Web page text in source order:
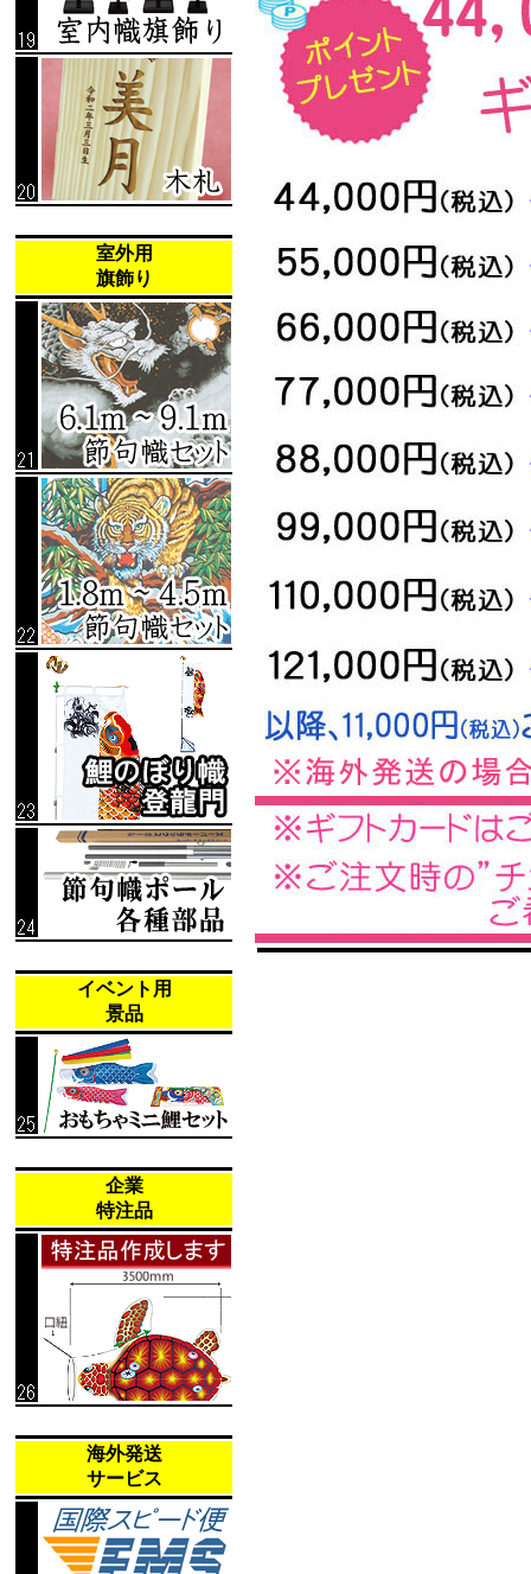
室外用
旗飾り
イベント用
景品
企業
特注品
海外発送
サービス